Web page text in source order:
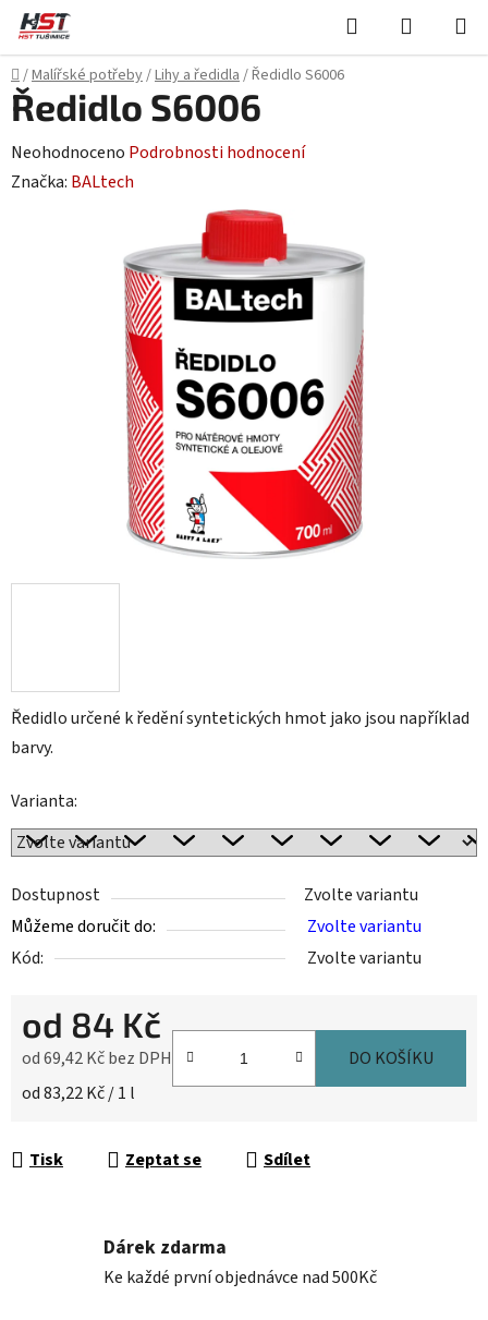
Přejít
obsah
Hledat
KOŠÍK
Domů
/Malířské potřeby/Lihy a ředidla/Ředidlo S6006
Ředidlo určené k ředění syntetických hmot jako jsou například
barvy.
Varianta:
Dostupnost
Zvolte variantu
Můžeme doručit do:
Zvolte variantu
Kód:
Zvolte variantu
od 84 Kč
od69,42 Kčbez DPH
Měrná cena:
od 83,22 Kč / 1 l
DO KOŠÍKU
Tisk Zeptat se Sdílet
Ředidlo S6006
Průměrné
hodnocení
Neohodnoceno Podrobnosti hodnocení
Značka: BALtech
Dárek zdarma
Ke každé první objednávce nad 500Kč